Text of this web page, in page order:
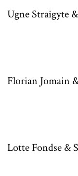
Ugne Straigyte
Florian Jomain
Lotte Fondse &